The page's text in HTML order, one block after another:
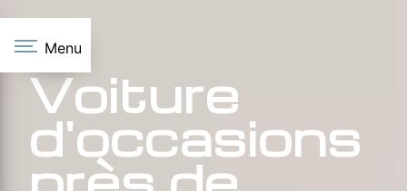
Menu
Voiture
d'occasions